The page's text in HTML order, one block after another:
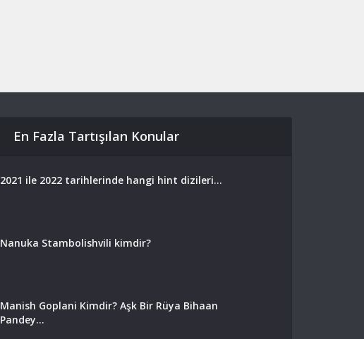
En Fazla Tartışılan Konular
2021 ile 2022 tarihlerinde hangi hint dizileri...
Nanuka Stambolishvili kimdir?
Manish Goplani Kimdir? Aşk Bir Rüya Bihaan
Pandey...